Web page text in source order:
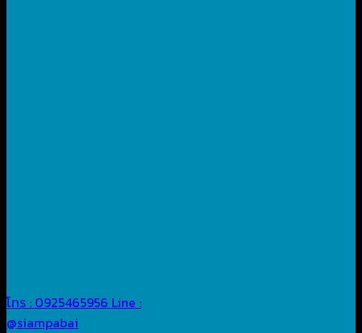
โทร : 0925465956 Line :
@siampabai